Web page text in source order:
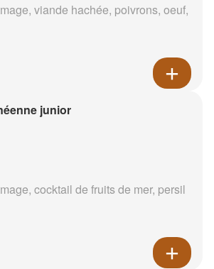
viande hachée, poivrons, oeuf,
junior
cocktail de fruits de mer, persil